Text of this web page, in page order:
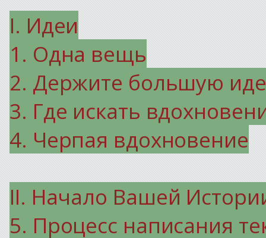
I. Идеи
1. Одна вещь
2. Держите большую
3. Где искать
4. Черпая вдохновение
II. Начало Вашей
5. Процесс написания